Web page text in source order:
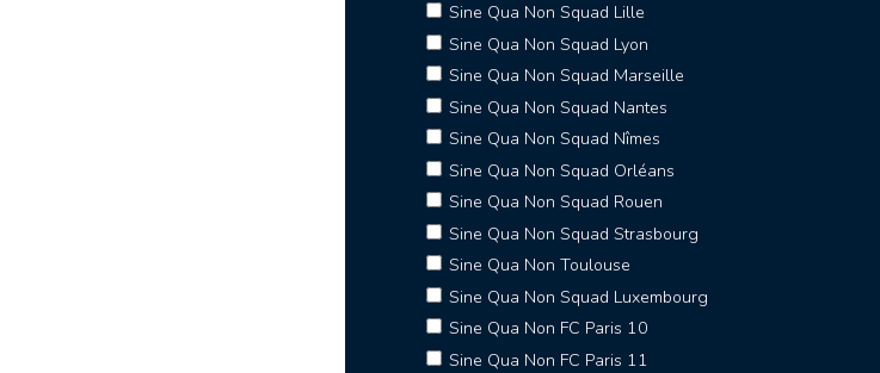
Sine Qua Non Squad Lille
Sine Qua Non Squad Lyon
Sine Qua Non Squad Marseille
Sine Qua Non Squad Nantes
Sine Qua Non Squad Nîmes
Sine Qua Non Squad Orléans
Sine Qua Non Squad Rouen
Sine Qua Non Squad Strasbourg
Sine Qua Non Toulouse
Sine Qua Non Squad Luxembourg
Sine Qua Non FC Paris 10
Sine Qua Non FC Paris 11